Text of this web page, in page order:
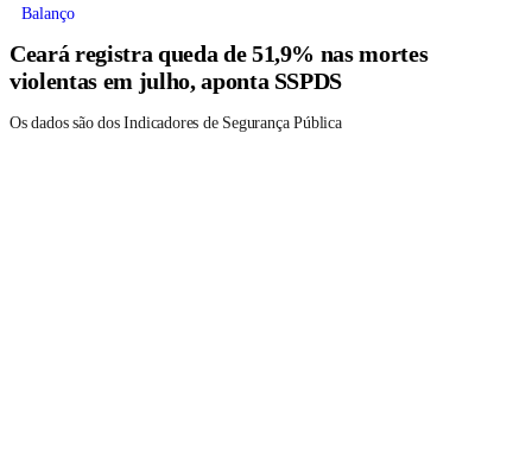
Balanço
Ceará registra queda de 51,9% nas mortes
violentas em julho, aponta SSPDS
Os dados são dos Indicadores de Segurança Pública